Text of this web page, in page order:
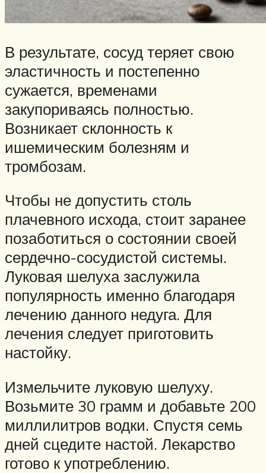
В результате, сосуд теряет свою
эластичность и постепенно
сужается, временами
закупориваясь полностью.
Возникает склонность к
ишемическим болезням и
тромбозам.
Чтобы не допустить столь
плачевного исхода, стоит заранее
позаботиться о состоянии своей
сердечно-сосудистой системы.
Луковая шелуха заслужила
популярность именно благодаря
лечению данного недуга. Для
лечения следует приготовить
настойку.
Измельчите луковую шелуху.
Возьмите 30 грамм и добавьте 200
миллилитров водки. Спустя семь
дней сцедите настой. Лекарство
готово к употреблению.